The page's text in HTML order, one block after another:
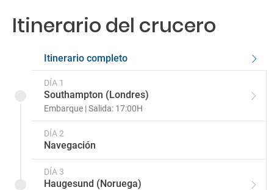
Itinerario del crucero
Itinerario completo
DÍA 1
Southampton (Londres)
Embarque | Salida: 17:00H
DÍA 2
Navegación
DÍA 3
Haugesund (Noruega)